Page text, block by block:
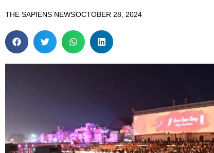
THE SAPIENS NEWSOCTOBER 28, 2024